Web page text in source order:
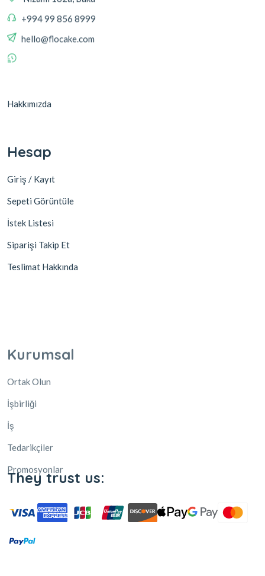
+994 99 856 8999
hello@flocake.com
Hakkımızda
Hesap
Giriş / Kayıt
Sepeti Görüntüle
İstek Listesi
Siparişi Takip Et
Teslimat Hakkında
Ortak Olun
İşbirliği
İş
Tedarikçiler
Promosyonlar
They trust us: